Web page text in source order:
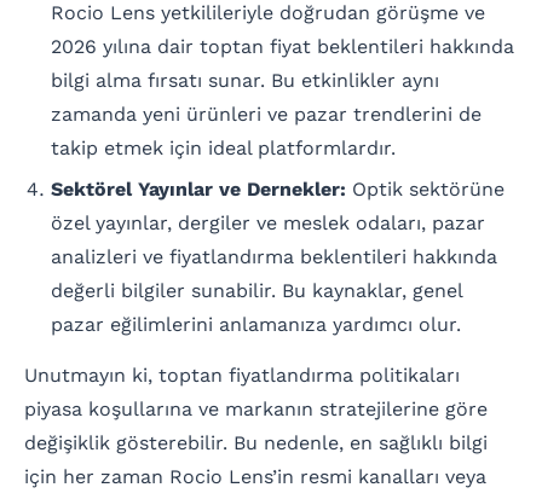
Rocio Lens yetkilileriyle doğrudan görüşme ve
2026 yılına dair toptan fiyat beklentileri hakkında
bilgi alma fırsatı sunar. Bu etkinlikler aynı
zamanda yeni ürünleri ve pazar trendlerini de
takip etmek için ideal platformlardır.
Sektörel Yayınlar ve Dernekler: Optik sektörüne
özel yayınlar, dergiler ve meslek odaları, pazar
analizleri ve fiyatlandırma beklentileri hakkında
değerli bilgiler sunabilir. Bu kaynaklar, genel
pazar eğilimlerini anlamanıza yardımcı olur.
Unutmayın ki, toptan fiyatlandırma politikaları
piyasa koşullarına ve markanın stratejilerine göre
değişiklik gösterebilir. Bu nedenle, en sağlıklı bilgi
için her zaman Rocio Lens’in resmi kanalları veya